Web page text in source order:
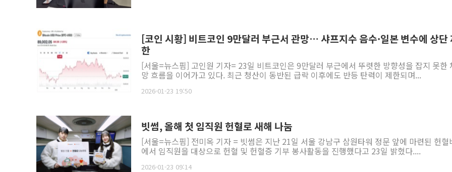
[코인 시황] 비트코인 9만달러 부근서 관망… 샤프지수 음수·일본 변수에 상단
한
[서울=뉴스핌] 고인원 기자= 23일 비트코인은 9만달러 부근에서 뚜렷한 방향성을 잡지 못한
망 흐름을 이어가고 있다. 최근 청산이 동반된 급락 이후에도 반등 탄력이 제한되며...
2026-01-23 19:50
빗썸, 올해 첫 임직원 헌혈로 새해 나눔
[서울=뉴스핌] 전미옥 기자 = 빗썸은 지난 21일 서울 강남구 삼원타워 정문 앞에 마련된 헌혈
에서 임직원을 대상으로 헌혈 및 헌혈증 기부 봉사활동을 진행했다고 23일 밝혔다....
2026-01-23 09:14